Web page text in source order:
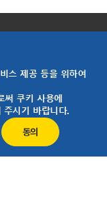
스 제공 등을 위하여
써 쿠키 사용에
주시기 바랍니다.
동의
A동 407호 ~ 411호 (우)